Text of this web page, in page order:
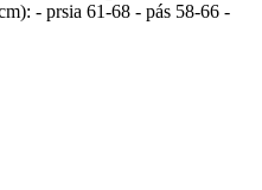
- prsia 61-68 - pás 58-66 -